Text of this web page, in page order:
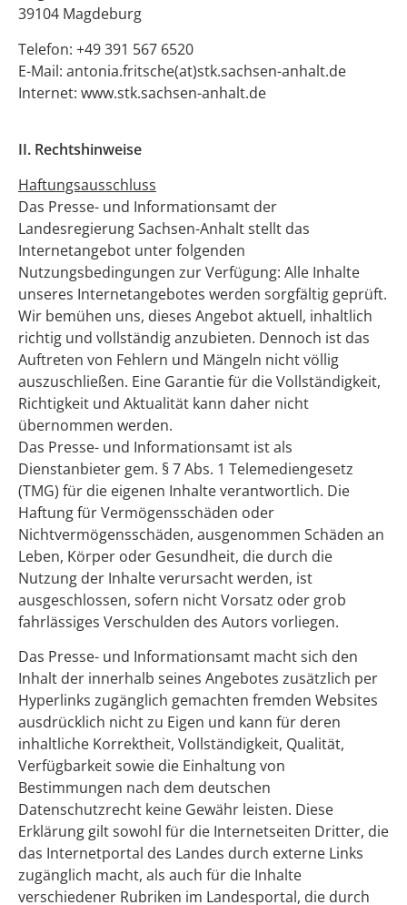
39104 Magdeburg
Telefon: +49 391 567 6520
E-Mail: antonia.fritsche(at)stk.sachsen-anhalt.de
Internet: www.stk.sachsen-anhalt.de
II. Rechtshinweise
Haftungsausschluss
Das Presse- und Informationsamt der
Landesregierung Sachsen-Anhalt stellt das
Internetangebot unter folgenden
Nutzungsbedingungen zur Verfügung: Alle Inhalte
unseres Internetangebotes werden sorgfältig geprüft.
Wir bemühen uns, dieses Angebot aktuell, inhaltlich
richtig und vollständig anzubieten. Dennoch ist das
Auftreten von Fehlern und Mängeln nicht völlig
auszuschließen. Eine Garantie für die Vollständigkeit,
Richtigkeit und Aktualität kann daher nicht
übernommen werden.
Das Presse- und Informationsamt ist als
Dienstanbieter gem. § 7 Abs. 1 Telemediengesetz
(TMG) für die eigenen Inhalte verantwortlich. Die
Haftung für Vermögensschäden oder
Nichtvermögensschäden, ausgenommen Schäden an
Leben, Körper oder Gesundheit, die durch die
Nutzung der Inhalte verursacht werden, ist
ausgeschlossen, sofern nicht Vorsatz oder grob
fahrlässiges Verschulden des Autors vorliegen.
Das Presse- und Informationsamt macht sich den
Inhalt der innerhalb seines Angebotes zusätzlich per
Hyperlinks zugänglich gemachten fremden Websites
ausdrücklich nicht zu Eigen und kann für deren
inhaltliche Korrektheit, Vollständigkeit, Qualität,
Verfügbarkeit sowie die Einhaltung von
Bestimmungen nach dem deutschen
Datenschutzrecht keine Gewähr leisten. Diese
Erklärung gilt sowohl für die Internetseiten Dritter, die
das Internetportal des Landes durch externe Links
zugänglich macht, als auch für die Inhalte
verschiedener Rubriken im Landesportal, die durch